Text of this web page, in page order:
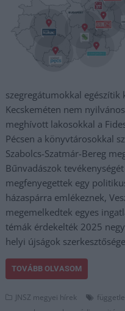
szegregátumokkal
Kecskeméten nem
meghívott lakosokkal a
Pécsen a könyvtárosokkal
Szabolcs-Szatmár-Bereg
Bűnvadászok
megfenyegettek egy
házaspárra emlékeznek,
megemelkedtek egyes
témák érdekelték 2025
helyi újságok
TOVÁBB OLVASOM
JNSZ megyei hírek